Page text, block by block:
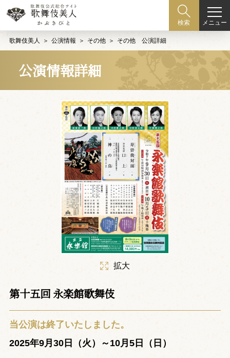
検索 メニュー
歌舞伎美人 公演情報 その他 その他 公演詳細
公演情報詳細
拡大
第十五回 永楽館歌舞伎
当公演は終了いたしました。
2025年9月30日（火）～10月5日（日）